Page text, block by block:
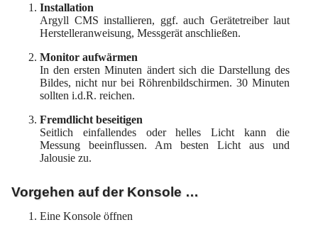
Installation
Argyll CMS installieren, ggf. auch Gerätetreiber laut
Herstelleranweisung, Messgerät anschließen.
Monitor aufwärmen
In den ersten Minuten ändert sich die Darstellung des
Bildes, nicht nur bei Röhrenbildschirmen. 30 Minuten
sollten i.d.R. reichen.
Fremdlicht beseitigen
Seitlich einfallendes oder helles Licht kann die
Messung beeinflussen. Am besten Licht aus und
Jalousie zu.
Vorgehen auf der Konsole …
Eine Konsole öffnen